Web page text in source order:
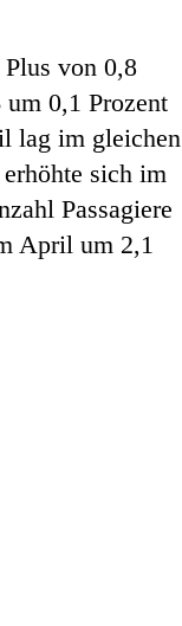
von 0,8
0,1 Prozent
lag im gleichen
sich im
Passagiere
April um 2,1